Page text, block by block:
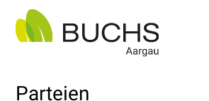
Navigieren in Buchs AG
Schnellnavigation
Parteien